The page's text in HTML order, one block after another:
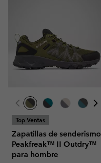
Top Ventas
Zapatillas de senderismo
Peakfreak™ II Outdry™
para hombre